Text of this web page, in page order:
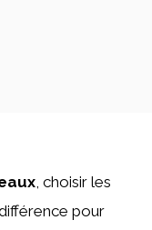
, choisir les
pour